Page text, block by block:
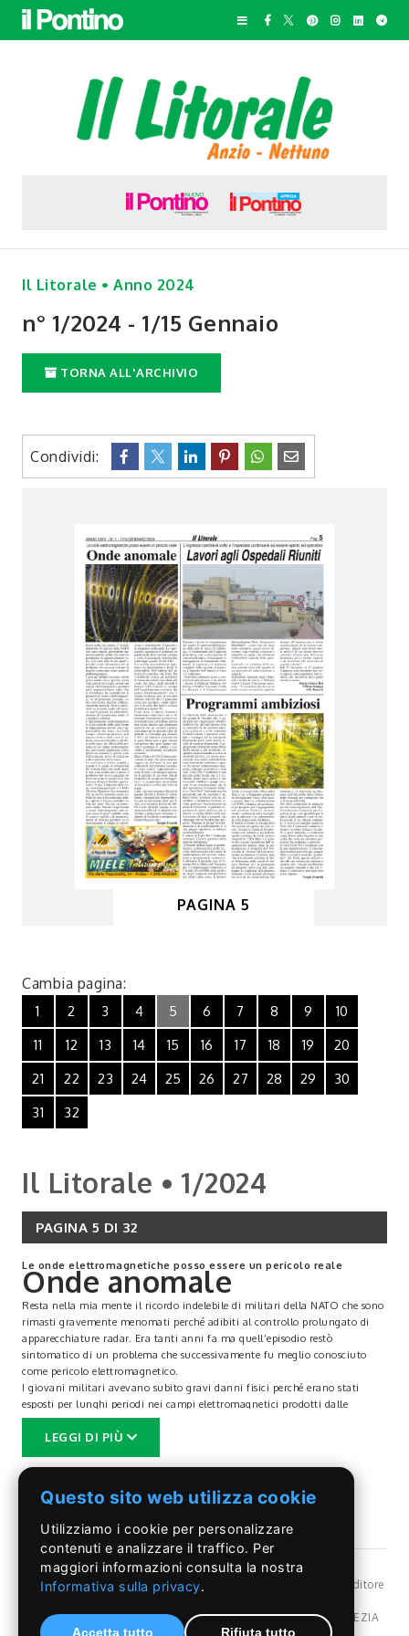
Il Litorale • Anno 2024
n° 1/2024 - 1/15 Gennaio
TORNA ALL'ARCHIVIO
Condividi:
PAGINA 5
Cambia pagina:
1 2 3 4 5 6 7 8 9
10
11
12 13 14 15 16 17 18 19
20
21
22 23 24 25 26 27 28 29
30
31
32
Il Litorale • 1/2024
PAGINA 5 DI 32
Le onde elettromagnetiche posso essere un pericolo reale
Onde anomale
Resta nella mia mente il ricordo indelebile di militari della NATO che sono
rimasti gravemente menomati perché adibiti al controllo prolungato di
apparecchiature radar. Era tanti anni fa ma quell’episodio restò
sintomatico di un problema che successivamente fu meglio conosciuto
come pericolo elettromagnetico.
I giovani militari avevano subito gravi danni fisici perché erano stati
esposti per lunghi periodi nei campi elettromagnetici prodotti dalle
apparecchiature radar. Ora la tecnologia ha centuplicato la presenza di
campi elettromagnetici; se ne generano ovunque, radio, televisioni,
molto più incisivo quelli generati da elettrodotti, antenne di trasmissione
L’inquinamento elettromagnetico è il più subdolo delle altre forme di
elettromagnetico non emana cattivo odore, non fa rumore, non crea
disturbo a chi abita nella zona; gli effetti della presenza in un campo
elettromagnetico può essere apprezzata a lunghissima distanza e spesso
sono difficilmente posti in relazione certa e provata con la causa.
fisico ma molti aspetti non sono affatto noti espesso il problema non
LEGGI DI PIÙ
©Il Pontino- Reg, Trib. Roma n.399/86 - Angelo Capriotti Editore
Dir. resp Angelo Capriotti - Redazione: Via Pordenone,17 POMEZIA
Questo sito web utilizza cookie
Utilizziamo i cookie per personalizzare
contenuti e analizzare il traffico. Per
maggiori informazioni consulta la nostra
Informativa sulla privacy.
Accetta tutto Rifiuta tutto